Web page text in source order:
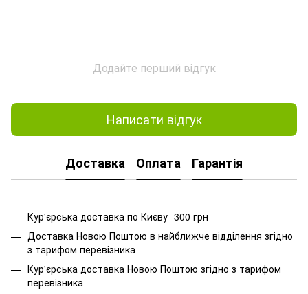
Додайте перший відгук
Написати відгук
Доставка Оплата Гарантія
Кур'єрська доставка по Києву -300 грн
Доставка Новою Поштою в найближче відділення згідно
з тарифом перевізника
Кур'єрська доставка Новою Поштою згідно з тарифом
перевізника